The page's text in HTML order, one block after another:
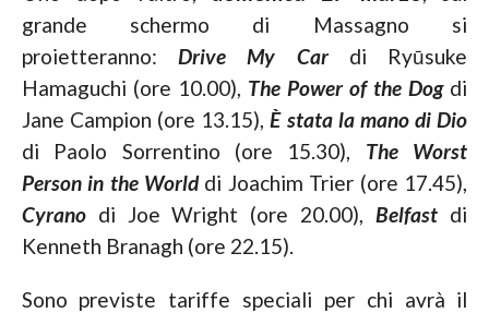
grande schermo di Massagno si
proietteranno: Drive My Cardi Ryūsuke
Hamaguchi (ore 10.00), The Power of the Dogdi
Jane Campion (ore 13.15),È stata la mano di Dio
di Paolo Sorrentino (ore 15.30), The Worst
Person in the Worlddi Joachim Trier (ore 17.45),
Cyranodi Joe Wright (ore 20.00),Belfast di
Kenneth Branagh (ore 22.15).
Sono previste tariffe speciali per chi avrà il